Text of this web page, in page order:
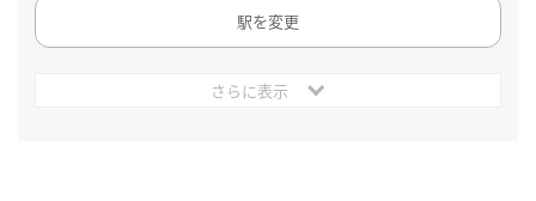
駅を変更
さらに表示